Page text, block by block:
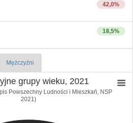
42,0%
18,5%
Mężczyźni
grupy wieku, 2021
Powszechny Ludności i Mieszkań, NSP
2021)